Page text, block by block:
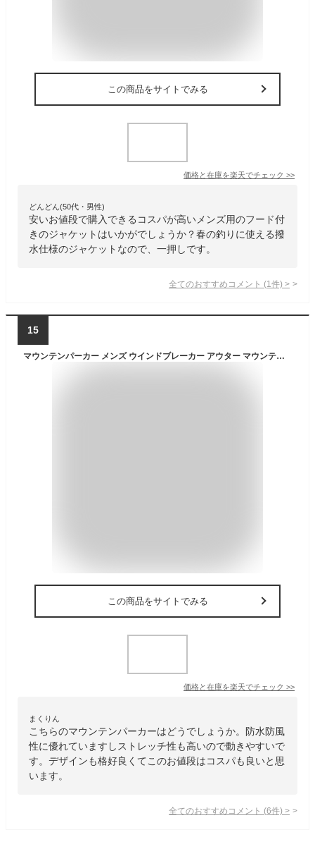
この商品をサイトでみる
価格と在庫を楽天でチェック >>
どんどん(50代・男性)
安いお値段で購入できるコスパが高いメンズ用のフード付
きのジャケットはいかがでしょうか？春の釣りに使える撥
水仕様のジャケットなので、一押しです。
全てのおすすめコメント (1 件) >
15
マウンテンパーカー メンズ ウインドブレーカー アウター マウンテンジャケット レインウェア 撥水 防水 防風 アウトドア 細身 秋服 秋物 冬服 冬物 上着 M L LL XL 黒 赤 迷彩 カモ NEJ-28 ジェネレス
この商品をサイトでみる
価格と在庫を楽天でチェック >>
まくりん
こちらのマウンテンパーカーはどうでしょうか。防水防風
性に優れていますしストレッチ性も高いので動きやすいで
す。デザインも格好良くてこのお値段はコスパも良いと思
います。
全てのおすすめコメント (6件) >